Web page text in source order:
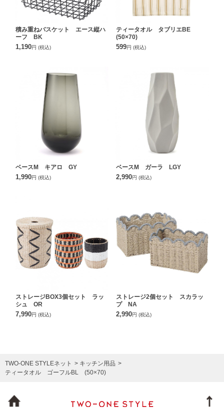
積み重ねバスケット エース縦ハ
ーフ BK
1,190円 (税込)
ティータオル タブリエBE
(50×70)
599円 (税込)
ベースM キアロ GY
1,990円 (税込)
ベースM ガーラ LGY
2,990円 (税込)
ストレージBOX3個セット ラッ
シュ OR
7,990円 (税込)
ストレージ2個セット スカラッ
プ NA
2,990円 (税込)
TWO-ONE STYLEネット
キッチン用品
ティータオル ゴーフルBL (50×70)